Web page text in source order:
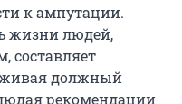
к ампутации.
жизни людей,
составляет
должный
рекомендации